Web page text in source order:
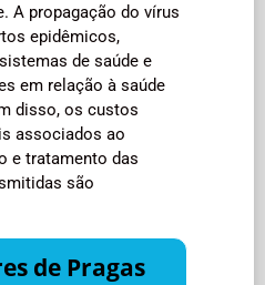
A propagação do vírus
epidêmicos,
de saúde e
em relação à saúde
disso, os custos
associados ao
e tratamento das
são
de Pragas